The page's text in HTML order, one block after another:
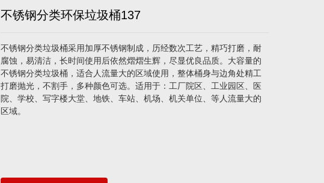
不锈钢分类环保垃圾桶137
不锈钢分类垃圾桶采用加厚不锈钢制成，历经数次工艺，精巧打磨，耐
腐蚀，易清洁，长时间使用后依然熠熠生辉，尽显优良品质。大容量的
不锈钢分类垃圾桶，适合人流量大的区域使用，整体桶身与边角处精工
打磨抛光，不割手，多种颜色可选。适用于：工厂院区、工业园区、医
院、学校、写字楼大堂、地铁、车站、机场、机关单位、等人流量大的
区域。